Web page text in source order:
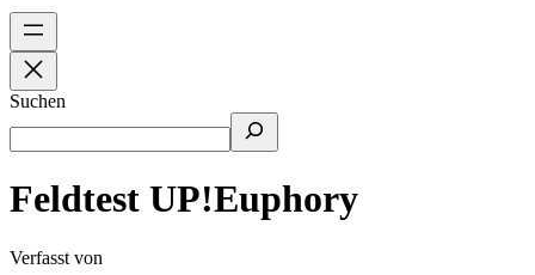
Suchen
Feldtest UP!Euphory
Verfasst von